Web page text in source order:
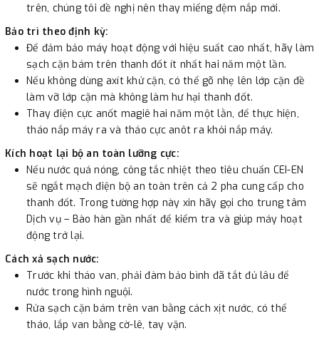
trên, chúng tôi đề nghị nên thay miếng đệm nắp mới.
Bảo trì theo định kỳ:
Để đảm bảo máy hoạt động với hiệu suất cao nhất, hãy làm
sạch cặn bám trên thanh đốt ít nhất hai năm một lần.
Nếu không dùng axít khử cặn, có thể gõ nhẹ lên lớp cặn đề
làm vỡ lớp cặn mà không làm hư hại thanh đốt.
Thay điện cực anốt magiê hai năm một lằn, để thực hiện,
tháo nắp máy ra và tháo cực anôt ra khỏi nắp máy.
Kích hoạt lại bộ an toàn lưỡng cực:
Nếu nước quá nóng, công tắc nhiệt theo tiêu chuẩn CEI-EN
sẽ ngắt mạch điện bộ an toàn trên cả 2 pha cung cấp cho
thanh đốt. Trong tường hợp này xin hãy gọi cho trung tâm
Dịch vụ – Bào hàn gần nhất để kiểm tra và giúp máy hoạt
động trở lại.
Cách xả sạch nước:
Trước khi tháo van, phải đàm bảo bình đã tắt đủ lâu để
nước trong hình nguội.
Rửa sạch cặn bám trên van bằng cách xịt nước, có thể
tháo, lắp van bằng cờ-lê, tay vặn.